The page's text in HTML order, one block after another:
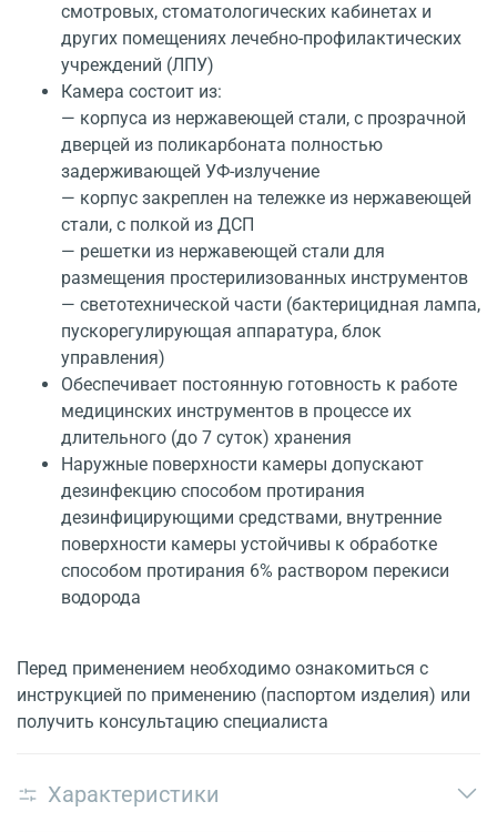
смотровых, стоматологических кабинетах и
других помещениях лечебно-профилактических
учреждений (ЛПУ)
Камера состоит из:
— корпуса из нержавеющей стали, с прозрачной
дверцей из поликарбоната полностью
задерживающей УФ-излучение
— корпус закреплен на тележке из нержавеющей
стали, с полкой из ДСП
— решетки из нержавеющей стали для
размещения простерилизованных инструментов
— светотехнической части (бактерицидная лампа,
пускорегулирующая аппаратура, блок
управления)
Обеспечивает постоянную готовность к работе
медицинских инструментов в процессе их
длительного (до 7 суток) хранения
Наружные поверхности камеры допускают
дезинфекцию способом протирания
дезинфицирующими средствами, внутренние
поверхности камеры устойчивы к обработке
способом протирания 6% раствором перекиси
водорода
Перед применением необходимо ознакомиться с
инструкцией по применению (паспортом изделия) или
получить консультацию специалиста
Характеристики